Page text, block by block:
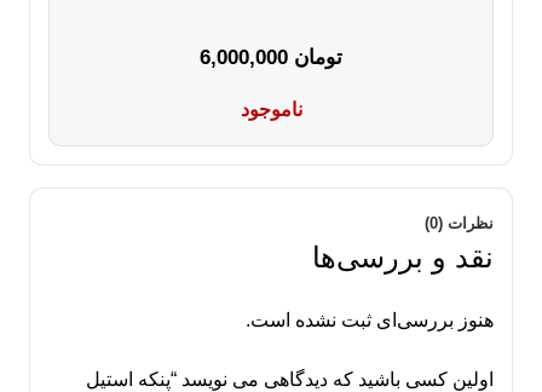
تومان
ناموجود
نظرات (0)
نقد و بررسی‌ها
هنوز بررسی‌ای ثبت نشده است.
اولین کسی باشید که دیدگاهی می نویسد “پنکه استیل